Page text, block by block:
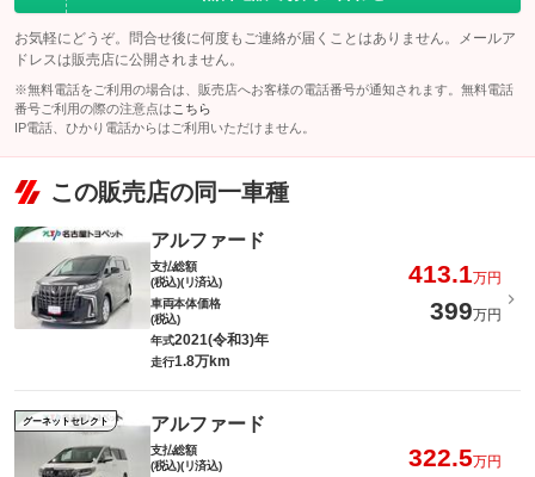
お気軽にどうぞ。問合せ後に何度もご連絡が届くことはありません。メールア
ドレスは販売店に公開されません。
※無料電話をご利用の場合は、販売店へお客様の電話番号が通知されます。無料電話
番号ご利用の際の注意点は こちら
IP電話、ひかり電話からはご利用いただけません。
この販売店の同一車種
アルファード
支払総額
(税込)(リ済込)
413.1万円
車両本体価格
(税込)
399万円
年式2021(令和3)年
走行1.8万km
グーネットセレクト アルファード
支払総額
(税込)(リ済込)
322.5万円